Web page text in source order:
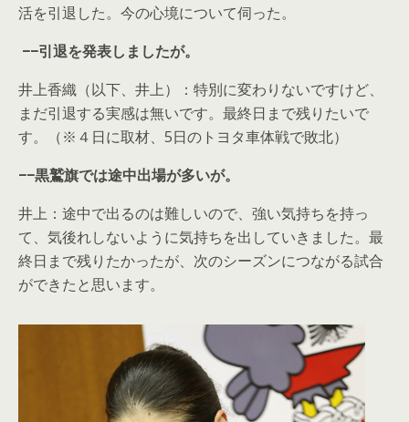
活を引退した。今の心境について伺った。
−−引退を発表しましたが。
井上香織（以下、井上）：特別に変わりないですけど、
まだ引退する実感は無いです。最終日まで残りたいで
す。（※４日に取材、5日のトヨタ車体戦で敗北）
−−黒鷲旗では途中出場が多いが。
井上：途中で出るのは難しいので、強い気持ちを持っ
て、気後れしないように気持ちを出していきました。最
終日まで残りたかったが、次のシーズンにつながる試合
ができたと思います。